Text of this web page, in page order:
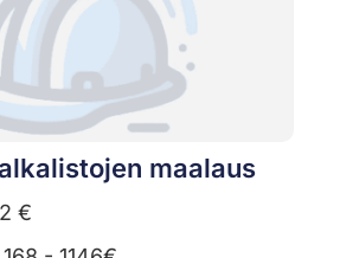
maalaus
€